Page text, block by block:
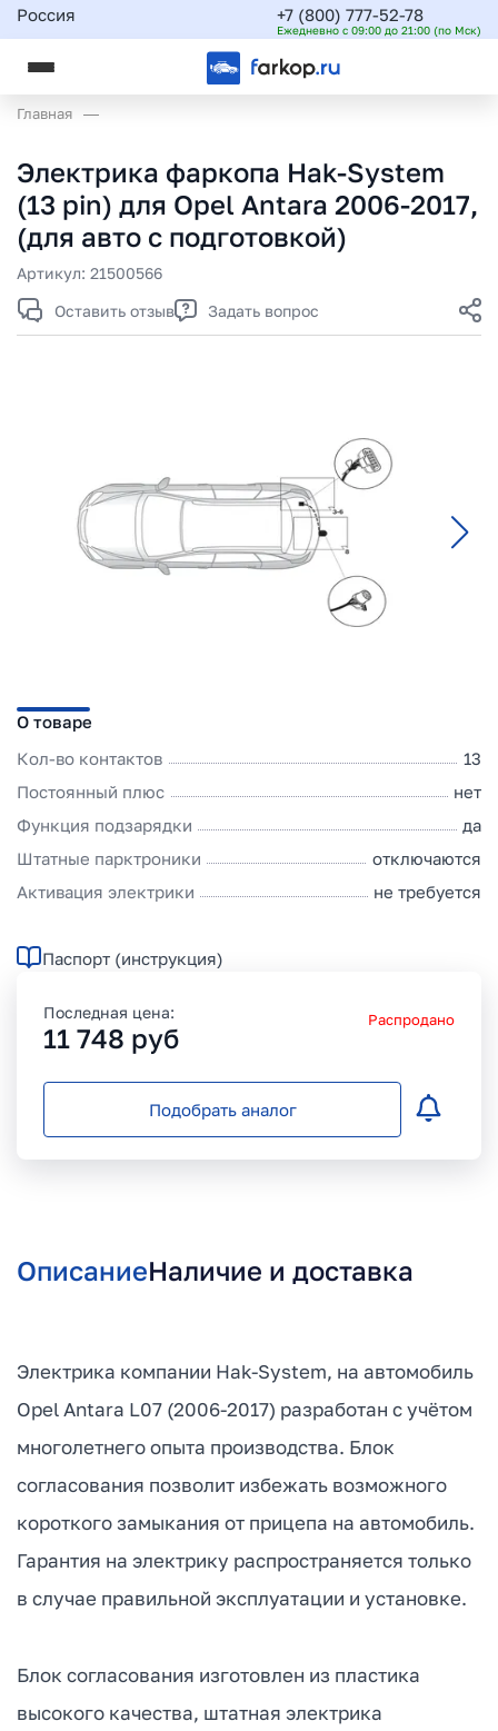
Россия +7 (800) 777-52-78
Ежедневно с 09:00 до 21:00 (по Мск)
Главная
Электрика фаркопа Hak-System
(13 pin) для Opel Antara 2006-2017,
(для авто с подготовкой)
Артикул: 21500566
Оставить отзыв
Задать вопрос
О товаре
Кол-во контактов
13
Постоянный плюс
нет
Функция подзарядки
да
Штатные парктроники
отключаются
Активация электрики
не требуется
Паспорт (инструкция)
Последная цена:
11 748 руб
Распродано
Подобрать аналог
ОписаниеНаличие и доставка
Электрика компании Hak-System, на автомобиль
Opel Antara L07 (2006-2017) разработан с учётом
многолетнего опыта производства. Блок
согласования позволит избежать возможного
короткого замыкания от прицепа на автомобиль.
Гарантия на электрику распространяется только
в случае правильной эксплуатации и установке.
Блок согласования изготовлен из пластика
высокого качества, штатная электрика